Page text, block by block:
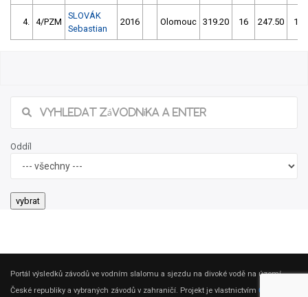
4. 4/PZM
SLOVÁK
Sebastian
2016 Olomouc 319.20 16 247.50 16
Oddíl
Portál výsledků závodů ve vodním slalomu a sjezdu na divoké vodě na území
České republiky a vybraných závodů v zahraničí. Projekt je vlastnictvím ČSK DV